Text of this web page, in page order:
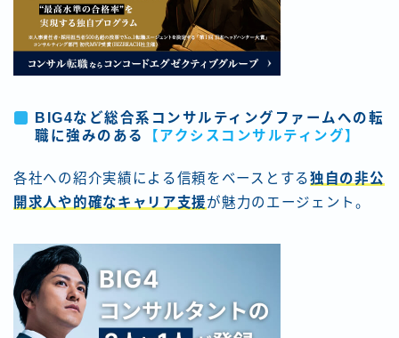
BIG4など総合系コンサルティングファームへの転
職に強みのある
【アクシスコンサルティング】
各社への紹介実績による信頼をベースとする独自の非公
開求人や的確なキャリア支援が魅力のエージェント。